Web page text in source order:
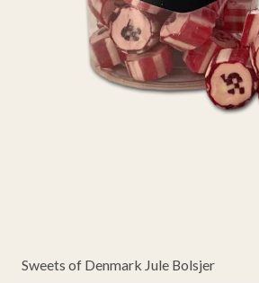
Sweets of Denmark Jule Bolsjer